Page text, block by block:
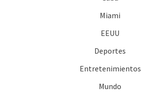
Miami
EEUU
Deportes
Entretenimientos
Mundo